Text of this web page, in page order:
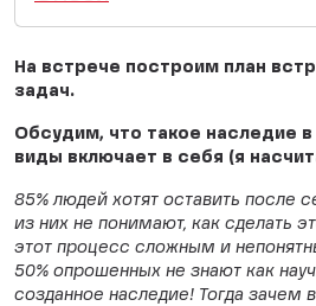
На встрече построим план
задач.
Обсудим, что такое наследие в
виды включает в себя (я
85% людей хотят оставить после
из них не понимают, как сделать
этот процесс сложным и
50% опрошенных не знают как
созданное наследие! Тогда зачем